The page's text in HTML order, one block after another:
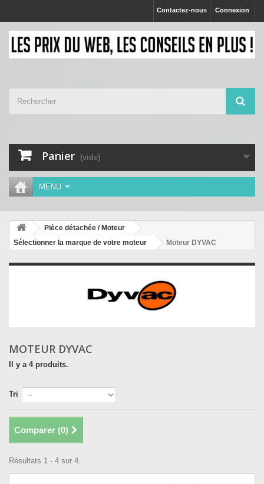
Connexion
Contactez-nous
Panier (vide)
MENU
Pièce détachée / Moteur
Sélectionner la marque de votre moteur
Moteur DYVAC
MOTEUR DYVAC
Il y a 4 produits.
Tri
Comparer (0)
Résultats 1 - 4 sur 4.